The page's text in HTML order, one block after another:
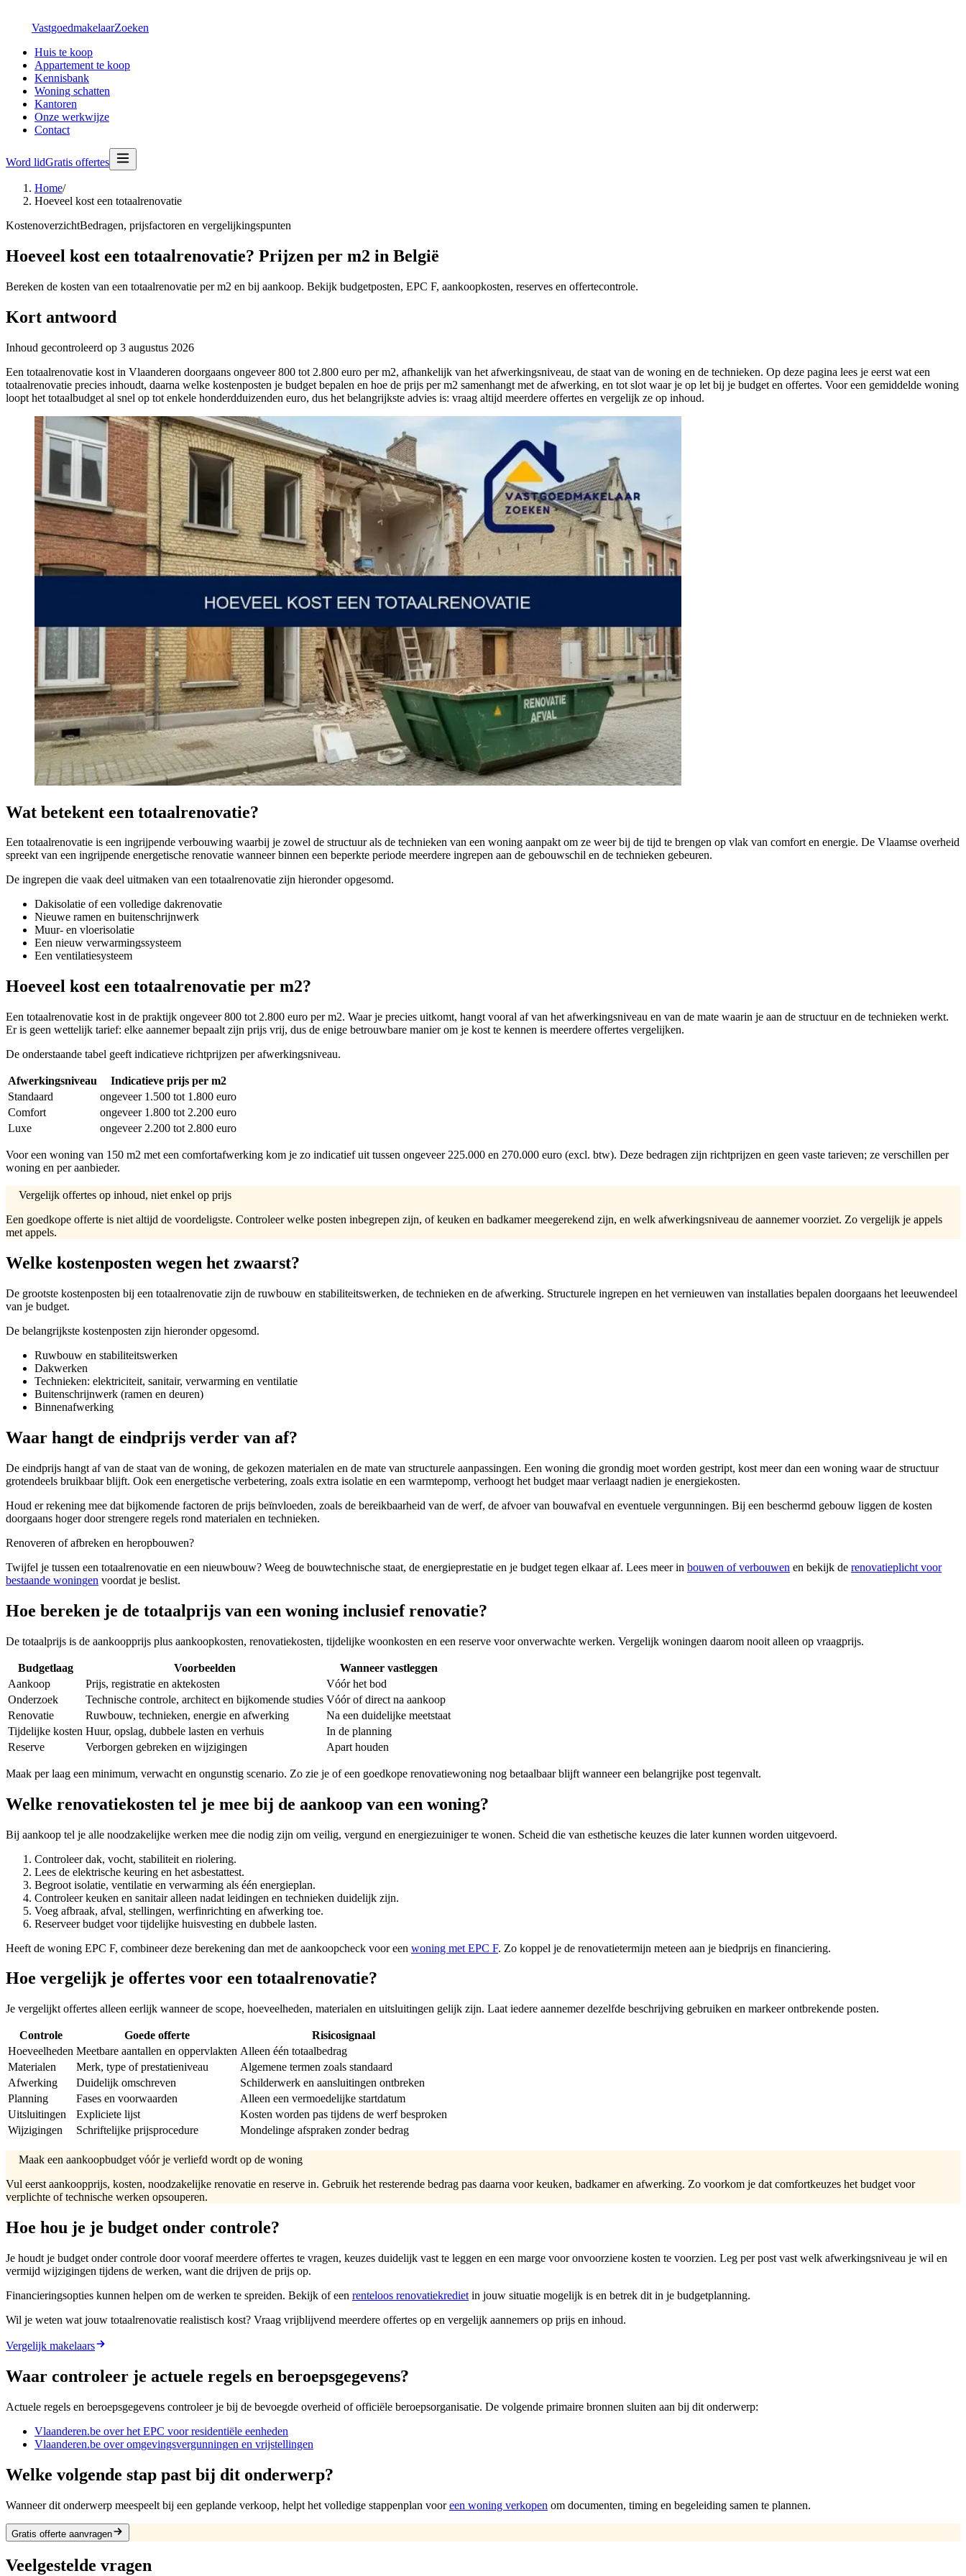
VastgoedmakelaarZoeken
Huis te koop
Appartement te koop
Kennisbank
Woning schatten
Kantoren
Onze werkwijze
Contact
Word lidGratis offertes
Home/
Hoeveel kost een totaalrenovatie
KostenoverzichtBedragen, prijsfactoren en vergelijkingspunten
Hoeveel kost een totaalrenovatie? Prijzen per m2 in België
Bereken de kosten van een totaalrenovatie per m2 en bij aankoop. Bekijk budgetposten, EPC F, aankoopkosten, reserves en offertecontrole.
Kort antwoord
Inhoud gecontroleerd op 3 augustus 2026
Een totaalrenovatie kost in Vlaanderen doorgaans ongeveer 800 tot 2.800 euro per m2, afhankelijk van het afwerkingsniveau, de staat van de woning en de technieken. Op deze pagina lees je eerst wat een
totaalrenovatie precies inhoudt, daarna welke kostenposten je budget bepalen en hoe de prijs per m2 samenhangt met de afwerking, en tot slot waar je op let bij je budget en offertes. Voor een gemiddelde woning
loopt het totaalbudget al snel op tot enkele honderdduizenden euro, dus het belangrijkste advies is: vraag altijd meerdere offertes en vergelijk ze op inhoud.
Wat betekent een totaalrenovatie?
Een totaalrenovatie is een ingrijpende verbouwing waarbij je zowel de structuur als de technieken van een woning aanpakt om ze weer bij de tijd te brengen op vlak van comfort en energie. De Vlaamse overheid
spreekt van een ingrijpende energetische renovatie wanneer binnen een beperkte periode meerdere ingrepen aan de gebouwschil en de technieken gebeuren.
De ingrepen die vaak deel uitmaken van een totaalrenovatie zijn hieronder opgesomd.
Dakisolatie of een volledige dakrenovatie
Nieuwe ramen en buitenschrijnwerk
Muur- en vloerisolatie
Een nieuw verwarmingssysteem
Een ventilatiesysteem
Hoeveel kost een totaalrenovatie per m2?
Een totaalrenovatie kost in de praktijk ongeveer 800 tot 2.800 euro per m2. Waar je precies uitkomt, hangt vooral af van het afwerkingsniveau en van de mate waarin je aan de structuur en de technieken werkt.
Er is geen wettelijk tarief: elke aannemer bepaalt zijn prijs vrij, dus de enige betrouwbare manier om je kost te kennen is meerdere offertes vergelijken.
De onderstaande tabel geeft indicatieve richtprijzen per afwerkingsniveau.
Afwerkingsniveau
Indicatieve prijs per m2
Standaard
ongeveer 1.500 tot 1.800 euro
Comfort
ongeveer 1.800 tot 2.200 euro
Luxe
ongeveer 2.200 tot 2.800 euro
Voor een woning van 150 m2 met een comfortafwerking kom je zo indicatief uit tussen ongeveer 225.000 en 270.000 euro (excl. btw). Deze bedragen zijn richtprijzen en geen vaste tarieven; ze verschillen per
woning en per aanbieder.
Vergelijk offertes op inhoud, niet enkel op prijs
Een goedkope offerte is niet altijd de voordeligste. Controleer welke posten inbegrepen zijn, of keuken en badkamer meegerekend zijn, en welk afwerkingsniveau de aannemer voorziet. Zo vergelijk je appels
met appels.
Welke kostenposten wegen het zwaarst?
De grootste kostenposten bij een totaalrenovatie zijn de ruwbouw en stabiliteitswerken, de technieken en de afwerking. Structurele ingrepen en het vernieuwen van installaties bepalen doorgaans het leeuwendeel
van je budget.
De belangrijkste kostenposten zijn hieronder opgesomd.
Ruwbouw en stabiliteitswerken
Dakwerken
Technieken: elektriciteit, sanitair, verwarming en ventilatie
Buitenschrijnwerk (ramen en deuren)
Binnenafwerking
Waar hangt de eindprijs verder van af?
De eindprijs hangt af van de staat van de woning, de gekozen materialen en de mate van structurele aanpassingen. Een woning die grondig moet worden gestript, kost meer dan een woning waar de structuur
grotendeels bruikbaar blijft. Ook een energetische verbetering, zoals extra isolatie en een warmtepomp, verhoogt het budget maar verlaagt nadien je energiekosten.
Houd er rekening mee dat bijkomende factoren de prijs beïnvloeden, zoals de bereikbaarheid van de werf, de afvoer van bouwafval en eventuele vergunningen. Bij een beschermd gebouw liggen de kosten
doorgaans hoger door strengere regels rond materialen en technieken.
Renoveren of afbreken en heropbouwen?
Twijfel je tussen een totaalrenovatie en een nieuwbouw? Weeg de bouwtechnische staat, de energieprestatie en je budget tegen elkaar af. Lees meer in bouwen of verbouwen en bekijk de renovatieplicht voor
bestaande woningen voordat je beslist.
Hoe bereken je de totaalprijs van een woning inclusief renovatie?
De totaalprijs is de aankoopprijs plus aankoopkosten, renovatiekosten, tijdelijke woonkosten en een reserve voor onverwachte werken. Vergelijk woningen daarom nooit alleen op vraagprijs.
Budgetlaag Voorbeelden
Wanneer vastleggen
Aankoop
Prijs, registratie en aktekosten
Vóór het bod
Onderzoek
Technische controle, architect en bijkomende studies Vóór of direct na aankoop
Renovatie
Ruwbouw, technieken, energie en afwerking
Na een duidelijke meetstaat
Tijdelijke kosten Huur, opslag, dubbele lasten en verhuis
In de planning
Reserve
Verborgen gebreken en wijzigingen Apart houden
Maak per laag een minimum, verwacht en ongunstig scenario. Zo zie je of een goedkope renovatiewoning nog betaalbaar blijft wanneer een belangrijke post tegenvalt.
Welke renovatiekosten tel je mee bij de aankoop van een woning?
Bij aankoop tel je alle noodzakelijke werken mee die nodig zijn om veilig, vergund en energiezuiniger te wonen. Scheid die van esthetische keuzes die later kunnen worden uitgevoerd.
Controleer dak, vocht, stabiliteit en riolering.
Lees de elektrische keuring en het asbestattest.
Begroot isolatie, ventilatie en verwarming als één energieplan.
Controleer keuken en sanitair alleen nadat leidingen en technieken duidelijk zijn.
Voeg afbraak, afval, stellingen, werfinrichting en afwerking toe.
Reserveer budget voor tijdelijke huisvesting en dubbele lasten.
Heeft de woning EPC F, combineer deze berekening dan met de aankoopcheck voor een woning met EPC F. Zo koppel je de renovatietermijn meteen aan je biedprijs en financiering.
Hoe vergelijk je offertes voor een totaalrenovatie?
Je vergelijkt offertes alleen eerlijk wanneer de scope, hoeveelheden, materialen en uitsluitingen gelijk zijn. Laat iedere aannemer dezelfde beschrijving gebruiken en markeer ontbrekende posten.
Controle Goede offerte
Risicosignaal
Hoeveelheden Meetbare aantallen en oppervlakten Alleen één totaalbedrag
Materialen
Merk, type of prestatieniveau
Algemene termen zoals standaard
Afwerking
Duidelijk omschreven
Schilderwerk en aansluitingen ontbreken
Planning
Fases en voorwaarden
Alleen een vermoedelijke startdatum
Uitsluitingen
Expliciete lijst
Kosten worden pas tijdens de werf besproken
Wijzigingen
Schriftelijke prijsprocedure Mondelinge afspraken zonder bedrag
Maak een aankoopbudget vóór je verliefd wordt op de woning
Vul eerst aankoopprijs, kosten, noodzakelijke renovatie en reserve in. Gebruik het resterende bedrag pas daarna voor keuken, badkamer en afwerking. Zo voorkom je dat comfortkeuzes het budget voor
verplichte of technische werken opsouperen.
Hoe hou je je budget onder controle?
Je houdt je budget onder controle door vooraf meerdere offertes te vragen, keuzes duidelijk vast te leggen en een marge voor onvoorziene kosten te voorzien. Leg per post vast welk afwerkingsniveau je wil en
vermijd wijzigingen tijdens de werken, want die drijven de prijs op.
Financieringsopties kunnen helpen om de werken te spreiden. Bekijk of een renteloos renovatiekrediet in jouw situatie mogelijk is en betrek dit in je budgetplanning.
Wil je weten wat jouw totaalrenovatie realistisch kost? Vraag vrijblijvend meerdere offertes op en vergelijk aannemers op prijs en inhoud.
Vergelijk makelaars
Waar controleer je actuele regels en beroepsgegevens?
Actuele regels en beroepsgegevens controleer je bij de bevoegde overheid of officiële beroepsorganisatie. De volgende primaire bronnen sluiten aan bij dit onderwerp:
Vlaanderen.be over het EPC voor residentiële eenheden
Vlaanderen.be over omgevingsvergunningen en vrijstellingen
Welke volgende stap past bij dit onderwerp?
Wanneer dit onderwerp meespeelt bij een geplande verkoop, helpt het volledige stappenplan voor een woning verkopen om documenten, timing en begeleiding samen te plannen.
Gratis offerte aanvragen
Veelgestelde vragen